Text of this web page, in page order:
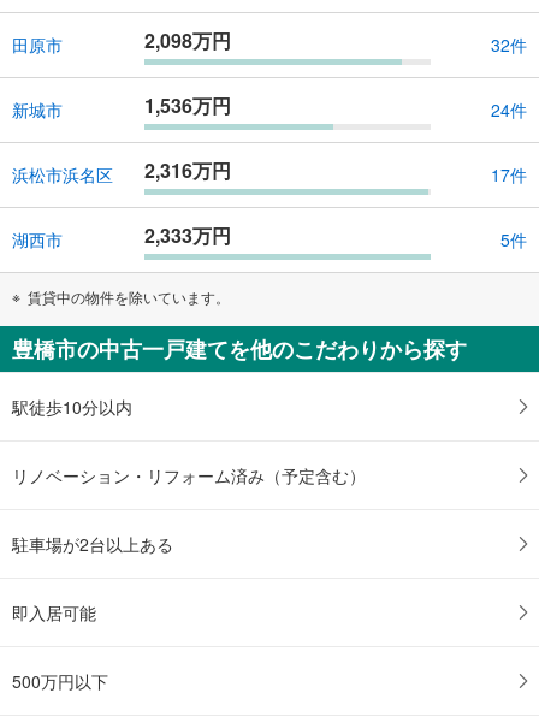
田原市 2,098万円 32件
新城市 1,536万円 24件
浜松市浜名区 2,316万円 17件
湖西市 2,333万円 5件
賃貸中の物件を除いています。
豊橋市の中古一戸建てを他のこだわりから探す
駅徒歩10分以内
リノベーション・リフォーム済み（予定含む）
駐車場が2台以上ある
即入居可能
500万円以下